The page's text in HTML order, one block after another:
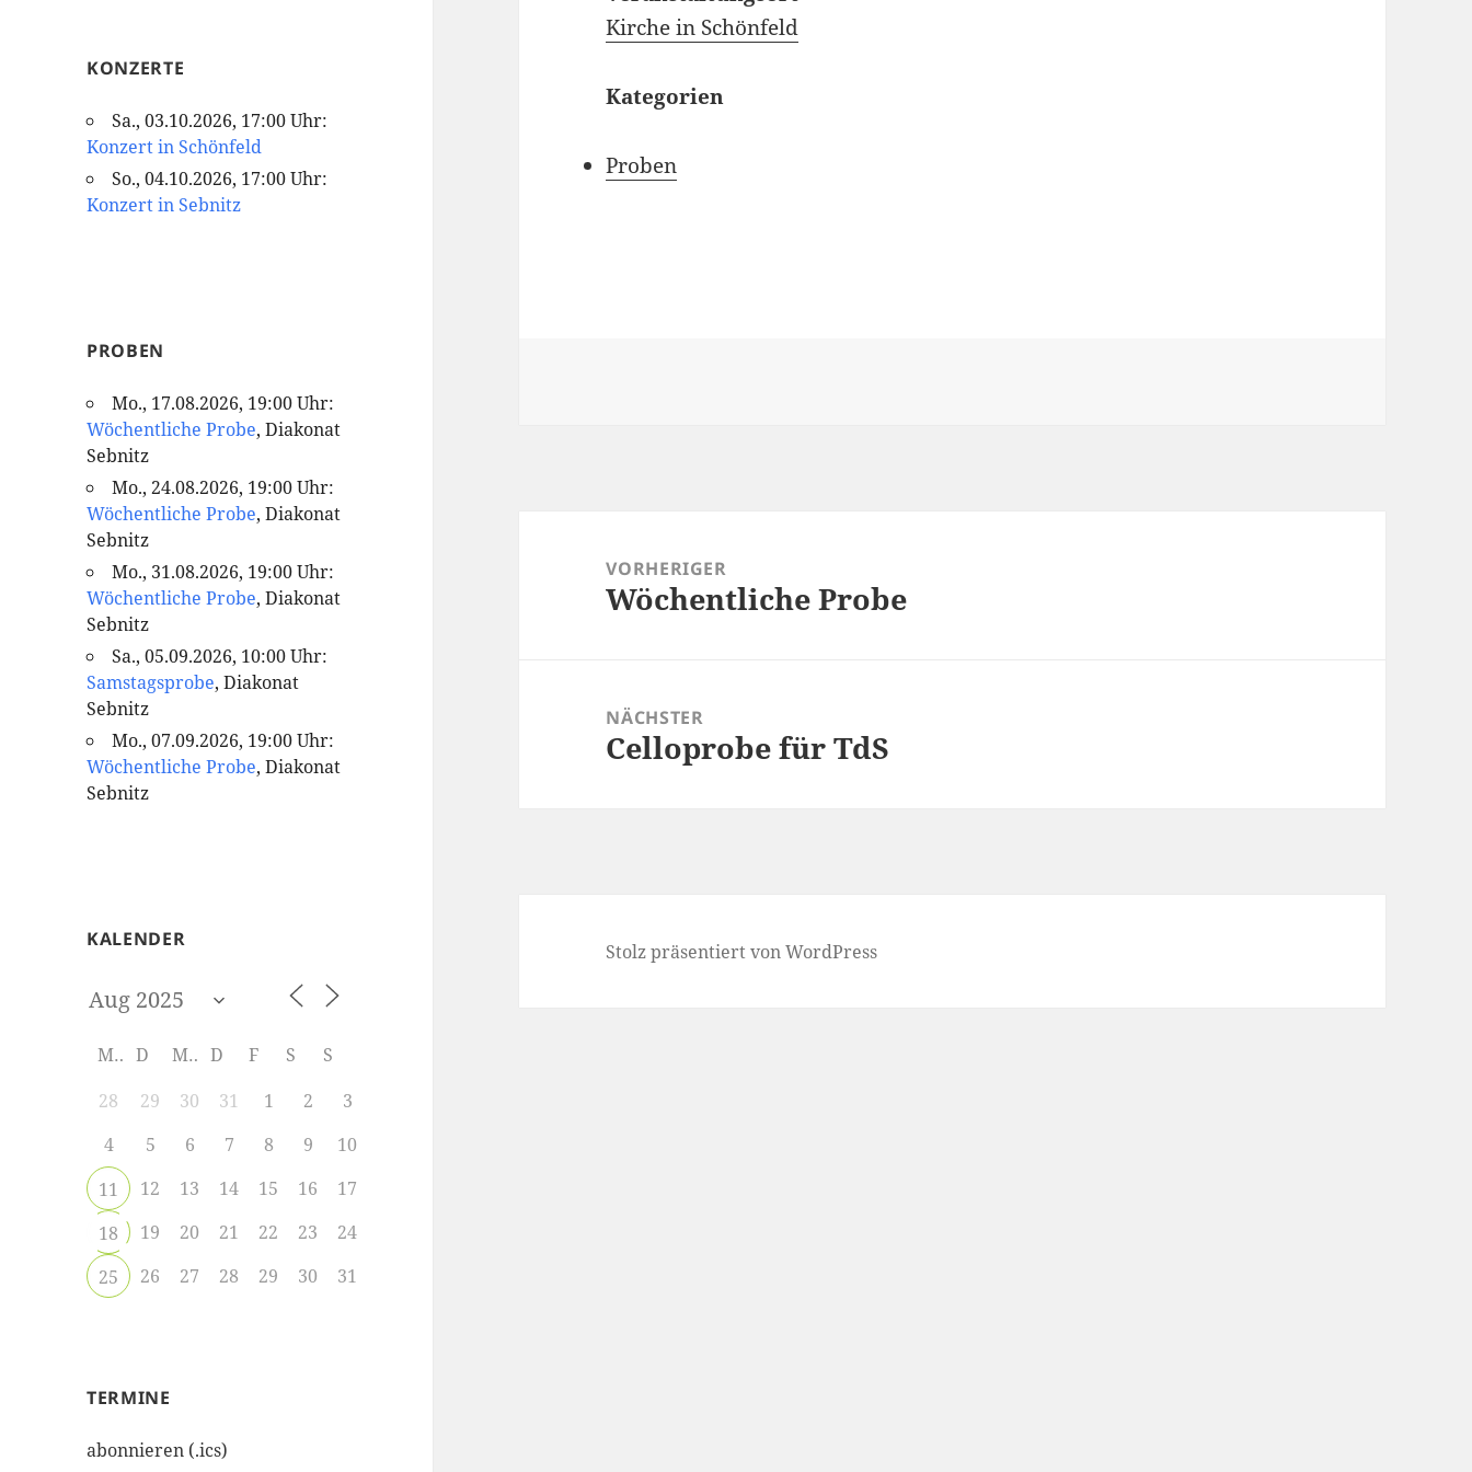
KONZERTE
Sa., 03.10.2026, 17:00 Uhr:
Konzert in Schönfeld
So., 04.10.2026, 17:00 Uhr:
Konzert in Sebnitz
PROBEN
Mo., 17.08.2026, 19:00 Uhr:
Wöchentliche Probe, Diakonat
Sebnitz
Mo., 24.08.2026, 19:00 Uhr:
Wöchentliche Probe, Diakonat
Sebnitz
Mo., 31.08.2026, 19:00 Uhr:
Wöchentliche Probe, Diakonat
Sebnitz
Sa., 05.09.2026, 10:00 Uhr:
Samstagsprobe, Diakonat
Sebnitz
Mo., 07.09.2026, 19:00 Uhr:
Wöchentliche Probe, Diakonat
Sebnitz
KALENDER
M D M D F S
S
28
29 30 31 1 2
3
4
5 6 7 8 9
10
11
12 13 14 15 16
17
18
19 20 21 22 23
24
25
26 27 28 29 30 31
TERMINE
abonnieren (.ics)
Kirche in Schönfeld
Kategorien
Proben
VORHERIGER
Vorheriger
Wöchentliche Probe
NÄCHSTER
Nächster
Celloprobe für TdS
Stolz präsentiert von WordPress